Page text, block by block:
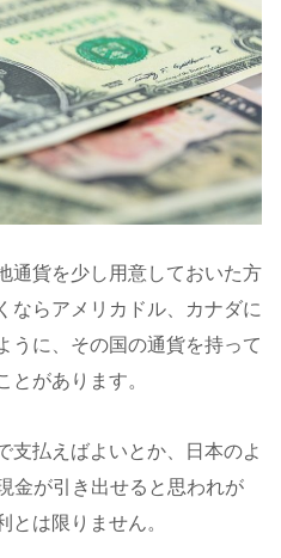
通貨を少し用意しておいた方
ならアメリカドル、カナダに
うに、その国の通貨を持って
とがあります。
支払えばよいとか、日本のよ
金が引き出せると思われが
とは限りません。